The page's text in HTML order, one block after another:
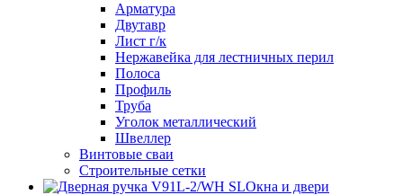
Арматура
Двутавр
Лист г/к
Нержавейка для лестничных перил
Полоса
Профиль
Труба
Уголок металлический
Швеллер
Винтовые сваи
Строительные сетки
Окна и двери